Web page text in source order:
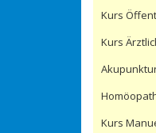
Kurs
Kurs
Kurs